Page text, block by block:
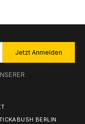
Jetzt Anmelden
BERLIN